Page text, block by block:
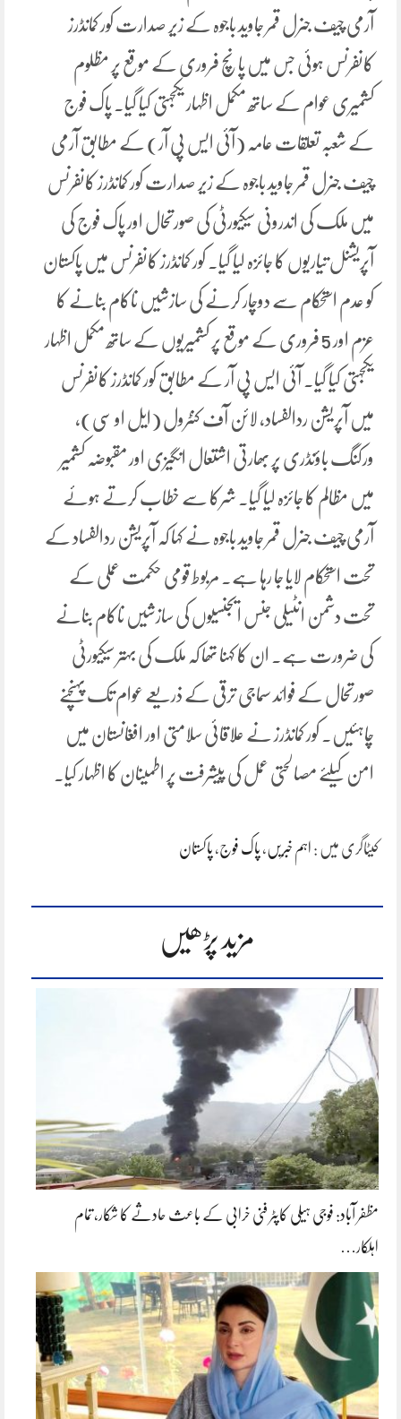
آرمی چیف جنرل قمر جاوید باجوہ کے زیر صدارت کور کمانڈرز
کانفرنس ہوئی جس میں پانچ فروری کے موقع پر مظلوم
کشمیری عوام کے ساتھ مکمل اظہار یکجہتی کیا گیا۔ پاک فوج
کے شعبہ تعلقات عامہ (آئی ایس پی آر) کے مطابق آرمی
چیف جنرل قمر جاوید باجوہ کے زیر صدارت کور کمانڈرز کانفرنس
میں ملک کی اندرونی سیکیورٹی کی صورتحال اور پاک فوج کی
آپریشنل تیاریوں کا جائزہ لیا گیا۔ کور کمانڈرز کانفرنس میں پاکستان
کو عدم استحکام سے دوچار کرنے کی سازشیں ناکام بنانے کا
عزم اور 5 فروری کے موقع پر کشمیریوں کے ساتھ مکمل اظہار
یکجہتی کیا گیا۔ آئی ایس پی آر کے مطابق کور کمانڈرز کانفرنس
میں آپریشن ردالفساد، لائن آف کنٹرول (ایل او سی)،
ورکنگ باؤنڈری پر بھارتی اشتعال انگیزی اور مقبوضہ کشمیر
میں مظالم کا جائزہ لیا گیا۔ شرکا سے خطاب کرتے ہوئے
آرمی چیف جنرل قمر جاوید باجوہ نے کہا کہ آپریشن ردالفساد کے
تحت استحکام لایا جا رہا ہے۔ مربوط قومی حکمت عملی کے
تحت دشمن انٹیلی جنس ایجنسیوں کی سازشیں ناکام بنانے
کی ضرورت ہے۔ ان کا کہنا تھا کہ ملک کی بہتر سیکیورٹی
صورتحال کے فوائد سماجی ترقی کے ذریعے عوام تک پہنچنے
چاہئیں۔ کور کمانڈرز نے علاقائی سلامتی اور افغانستان میں
امن کیلئے مصالحتی عمل کی پیشرفت پر اطمینان کا اظہار کیا۔
کیٹاگری میں : اہم خبریں، پاک فوج، پاکستان
مزید پڑھیں
مظفر آباد: فوجی ہیلی کاپٹر فنی خرابی کے باعث حادثے کا شکار، تمام
اہلکار…